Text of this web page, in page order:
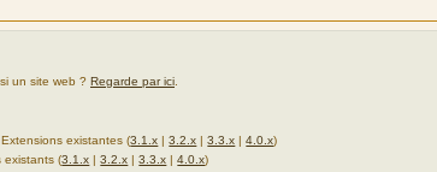
un site web ? Regarde par ici
Extensions existantes (3.1.x |3.2.x |3.3.x |4.0.x)
existants (3.1.x |3.2.x |3.3.x |4.0.x)